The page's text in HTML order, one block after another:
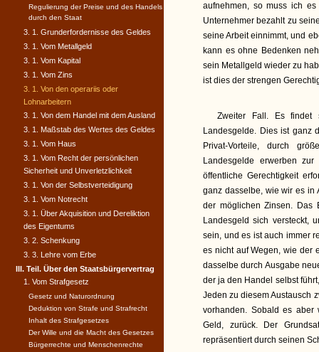
aufnehmen, so muss ich
Unternehmer bezahlt zu
seine Arbeit einnimmt, und
kann es ohne Bedenken
sein Metallgeld wieder zu
ist dies der strengen
Zweiter Fall. Es findet
Landesgelde. Dies ist ganz
Privat-Vorteile, durch
Landesgelde erwerben
öffentliche Gerechtigkeit
ganz dasselbe, wie wir es in
der möglichen Zinsen. Das
Landesgeld sich versteckt,
sein, und es ist auch immer
es nicht auf Wegen, wie der
dasselbe durch Ausgabe
der ja den Handel selbst
Jeden zu diesem Austausch
vorhanden. Sobald es aber
Geld, zurück. Der
repräsentiert durch seinen
Regulierung der Preise und des Handels
durch den Staat
3. 1. Grunderfordernisse des Geldes
3. 1. Vom Metallgeld
3. 1. Vom Kapital
3. 1. Vom Zins
3. 1. Von den operariis oder
Lohnarbeitern
3. 1. Von dem Handel mit dem Ausland
3. 1. Maßstab des Wertes des Geldes
3. 1. Vom Haus
3. 1. Vom Recht der persönlichen
Sicherheit und Unverletzlichkeit
3. 1. Von der Selbstverteidigung
3. 1. Vom Notrecht
3. 1. Über Akquisition und Dereliktion
des Eigentums
3. 2. Schenkung
3. 3. Lehre vom Erbe
III. Teil. Über den Staatsbürgervertrag
1. Vom Strafgesetz
Gesetz und Naturordnung
Deduktion von Strafe und Strafrecht
Inhalt des Strafgesetzes
Der Wille und die Macht des Gesetzes
Bürgerrechte und Menschenrechte